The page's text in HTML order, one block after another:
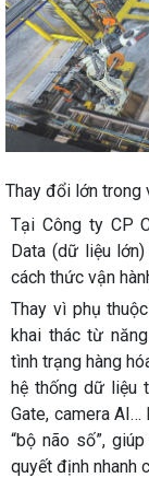
Thay đổi lớn trong
Tại Công ty CP
Data (dữ liệu
cách thức vận
Thay vì phụ
khai thác từ
tình trạng hàng
hệ thống dữ liệu
Gate, camera
“bộ não số”,
quyết định nhanh